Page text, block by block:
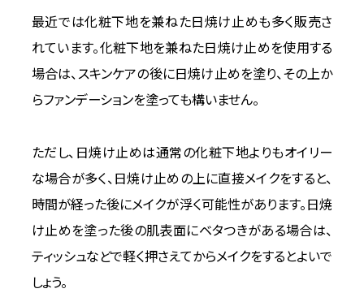
最近では化粧下地を兼ねた日焼け止めも多く販売さ
れています。化粧下地を兼ねた日焼け止めを使用する
場合は、スキンケアの後に日焼け止めを塗り、その上か
らファンデーションを塗っても構いません。
ただし、日焼け止めは通常の化粧下地よりもオイリー
な場合が多く、日焼け止めの上に直接メイクをすると、
時間が経った後にメイクが浮く可能性があります。日焼
け止めを塗った後の肌表面にベタつきがある場合は、
ティッシュなどで軽く押さえてからメイクをするとよいで
しょう。